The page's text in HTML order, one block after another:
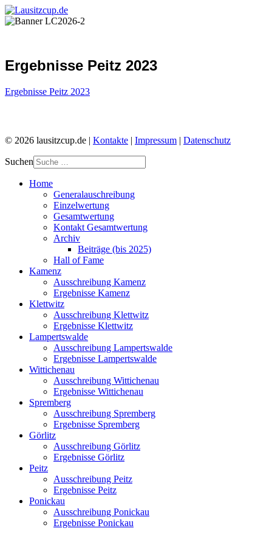
Ergebnisse Peitz 2023
Ergebnisse Peitz 2023
© 2026 lausitzcup.de | Kontakte | Impressum | Datenschutz
Suchen
Home
Generalauschreibung
Einzelwertung
Gesamtwertung
Kontakt Gesamtwertung
Archiv
Beiträge (bis 2025)
Hall of Fame
Kamenz
Ausschreibung Kamenz
Ergebnisse Kamenz
Klettwitz
Ausschreibung Klettwitz
Ergebnisse Klettwitz
Lampertswalde
Ausschreibung Lampertswalde
Ergebnisse Lampertswalde
Wittichenau
Ausschreibung Wittichenau
Ergebnisse Wittichenau
Spremberg
Ausschreibung Spremberg
Ergebnisse Spremberg
Görlitz
Ausschreibung Görlitz
Ergebnisse Görlitz
Peitz
Ausschreibung Peitz
Ergebnisse Peitz
Ponickau
Ausschreibung Ponickau
Ergebnisse Ponickau